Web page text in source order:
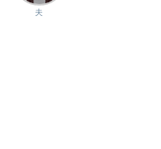
夫